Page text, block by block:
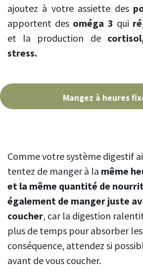
ajoutez à votre assiette des
apportent des oméga 3 qui
et la production de
stress.
Mangez à heures
Comme votre système digestif
tentez de manger à la même
et la même quantité de
également de manger juste
coucher, car la digestion
plus de temps pour absorber
conséquence, attendez si
avant de vous coucher.